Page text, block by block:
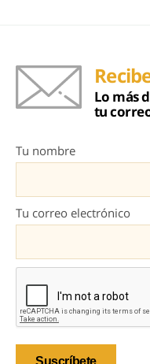
Lo más
tu
Tu nombre
Tu correo electrónico